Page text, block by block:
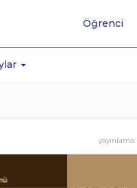
Öğrenci
yayınlama: